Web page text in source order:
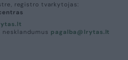
registro tvarkytojas:
pagalba@lrytas.lt